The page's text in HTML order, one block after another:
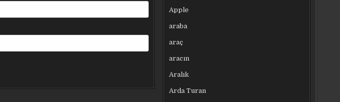
Apple
araba
araç
aracın
Aralık
Arda Turan